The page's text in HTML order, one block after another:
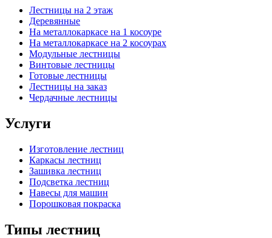
Лестницы на 2 этаж
Деревянные
На металлокаркасе на 1 косоуре
На металлокаркасе на 2 косоурах
Модульные лестницы
Винтовые лестницы
Готовые лестницы
Лестницы на заказ
Чердачные лестницы
Услуги
Изготовление лестниц
Каркасы лестниц
Зашивка лестниц
Подсветка лестниц
Навесы для машин
Порошковая покраска
Типы лестниц